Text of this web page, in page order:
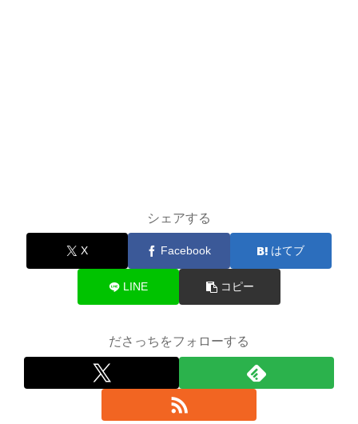
シェアする
X Facebook はてブ
LINE コピー
ださっちをフォローする